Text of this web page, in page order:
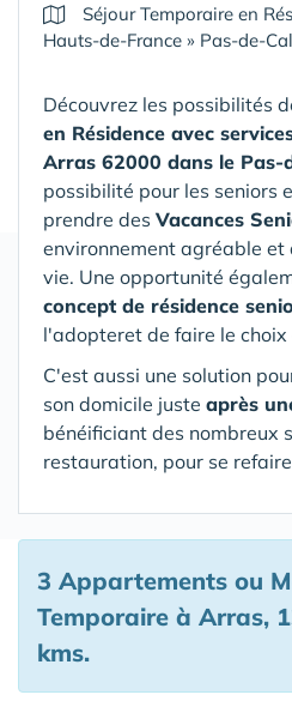
Séjour Temporaire en
Hauts-de-France » Pas-de-
Découvrez les possibilités
en Résidence avec
Arras 62000 dans le Pas-
possibilité pour les seniors
prendre des Vacances
environnement agréable
vie. Une opportunité
concept de résidence
l'adopteret de faire le
C'est aussi une solution
son domicile juste après
bénéificiant des nombreux
restauration, pour se
3 Appartements ou
Temporaire à Arras,
kms.